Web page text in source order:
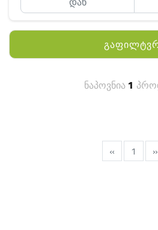
QYT
ნაპოვნია1
« 1 »